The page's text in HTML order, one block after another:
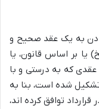
به یک عقد صحیح و
یا بر اساس قانون، یا
که به درستی و با
شده است، بنا به
توافق کرده اند،